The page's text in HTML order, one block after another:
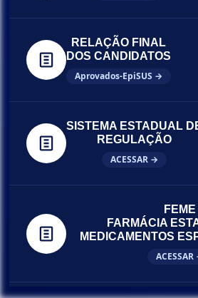
RELAÇÃO FINAL
DOS CANDIDATOS
Aprovados-EpiSUS →
SISTEMA ESTADUAL
REGULAÇÃO
ACESSAR →
FEME
FARMÁCIA
MEDICAMENTOS
ACESSAR